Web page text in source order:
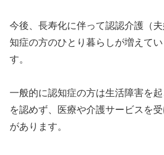
今後、長寿化に伴って認認介護（
知症の方のひとり暮らしが増えて
す。
一般的に認知症の方は生活障害を
を認めず、医療や介護サービスを
があります。